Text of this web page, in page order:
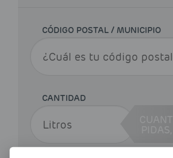
CÓDIGO POSTAL / MUNICIPIO
CANTIDAD